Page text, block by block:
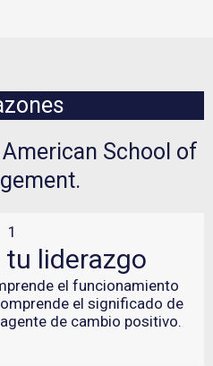
School of
1
tu liderazgo
el funcionamiento
el significado de
de cambio positivo.